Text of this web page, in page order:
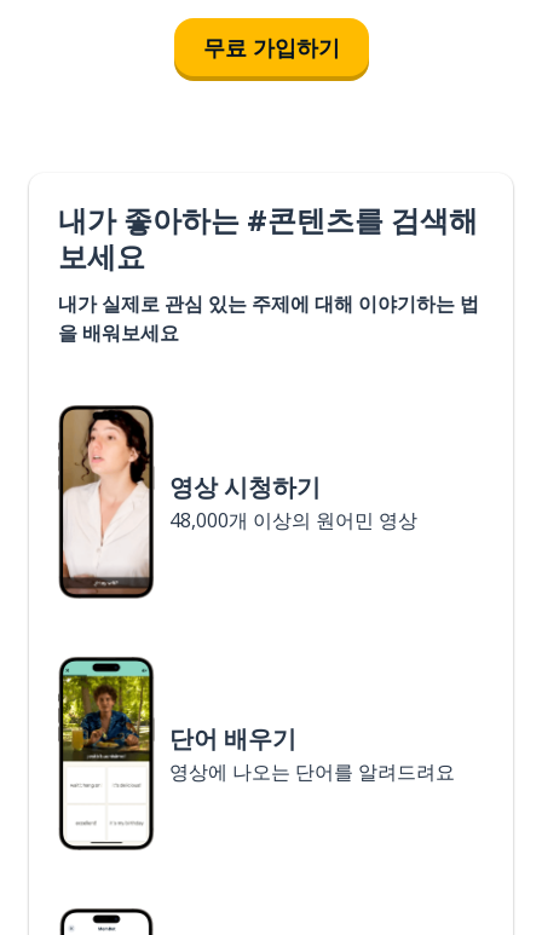
무료 가입하기
내가 좋아하는 #콘텐츠를 검색해
보세요
내가 실제로 관심 있는 주제에 대해 이야기하는 법
을 배워보세요
영상 시청하기
48,000개 이상의 원어민 영상
단어 배우기
영상에 나오는 단어를 알려드려요